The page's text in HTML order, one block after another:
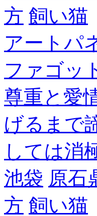
方 飼い猫
アートパ
ファゴッ
尊重と愛
げるまで
しては消
池袋 原石
方 飼い猫